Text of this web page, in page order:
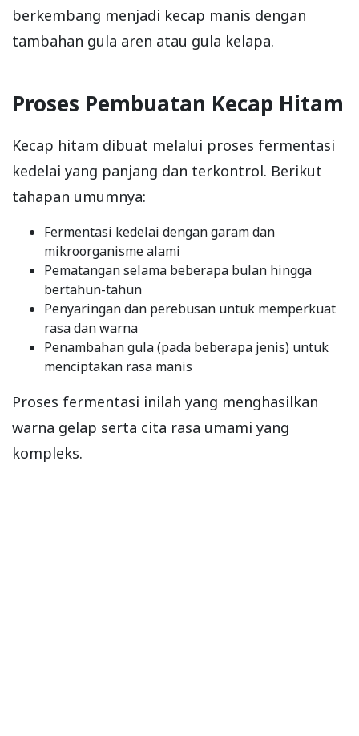
berkembang menjadi kecap manis dengan
tambahan gula aren atau gula kelapa.
Proses Pembuatan Kecap Hitam
Kecap hitam dibuat melalui proses fermentasi
kedelai yang panjang dan terkontrol. Berikut
tahapan umumnya:
Fermentasi kedelai dengan garam dan
mikroorganisme alami
Pematangan selama beberapa bulan hingga
bertahun-tahun
Penyaringan dan perebusan untuk memperkuat
rasa dan warna
Penambahan gula (pada beberapa jenis) untuk
menciptakan rasa manis
Proses fermentasi inilah yang menghasilkan
warna gelap serta cita rasa umami yang
kompleks.